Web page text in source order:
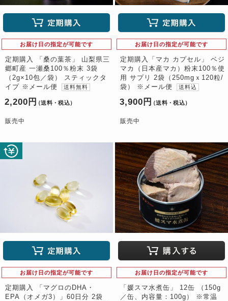
お届け日の指定が可能です
定期購入 「桑の葉茶」 山梨県三
郷町産 一瀬桑100％粉末 3袋
（2g×10包／袋） スティックタ
イプ ※メール便
送料無料
2,200円 （送料・税込）
販売中
お届け日の指定が可能です
定期購入「マカ カプセル」 ベジ
マカ（日本産マカ）粉末100％使
用 サプリ 2袋（250mgｘ120粒/
袋） ※メール便
送料込
3,900円 （送料・税込）
販売中
お届け日の指定が可能です
定期購入 「マグロのDHA・
EPA（オメガ3）」60日分 2袋
お届け日の指定が可能です
「媛スマ水煮缶」 12缶 （150g
／缶、内容量：100g） ※常温